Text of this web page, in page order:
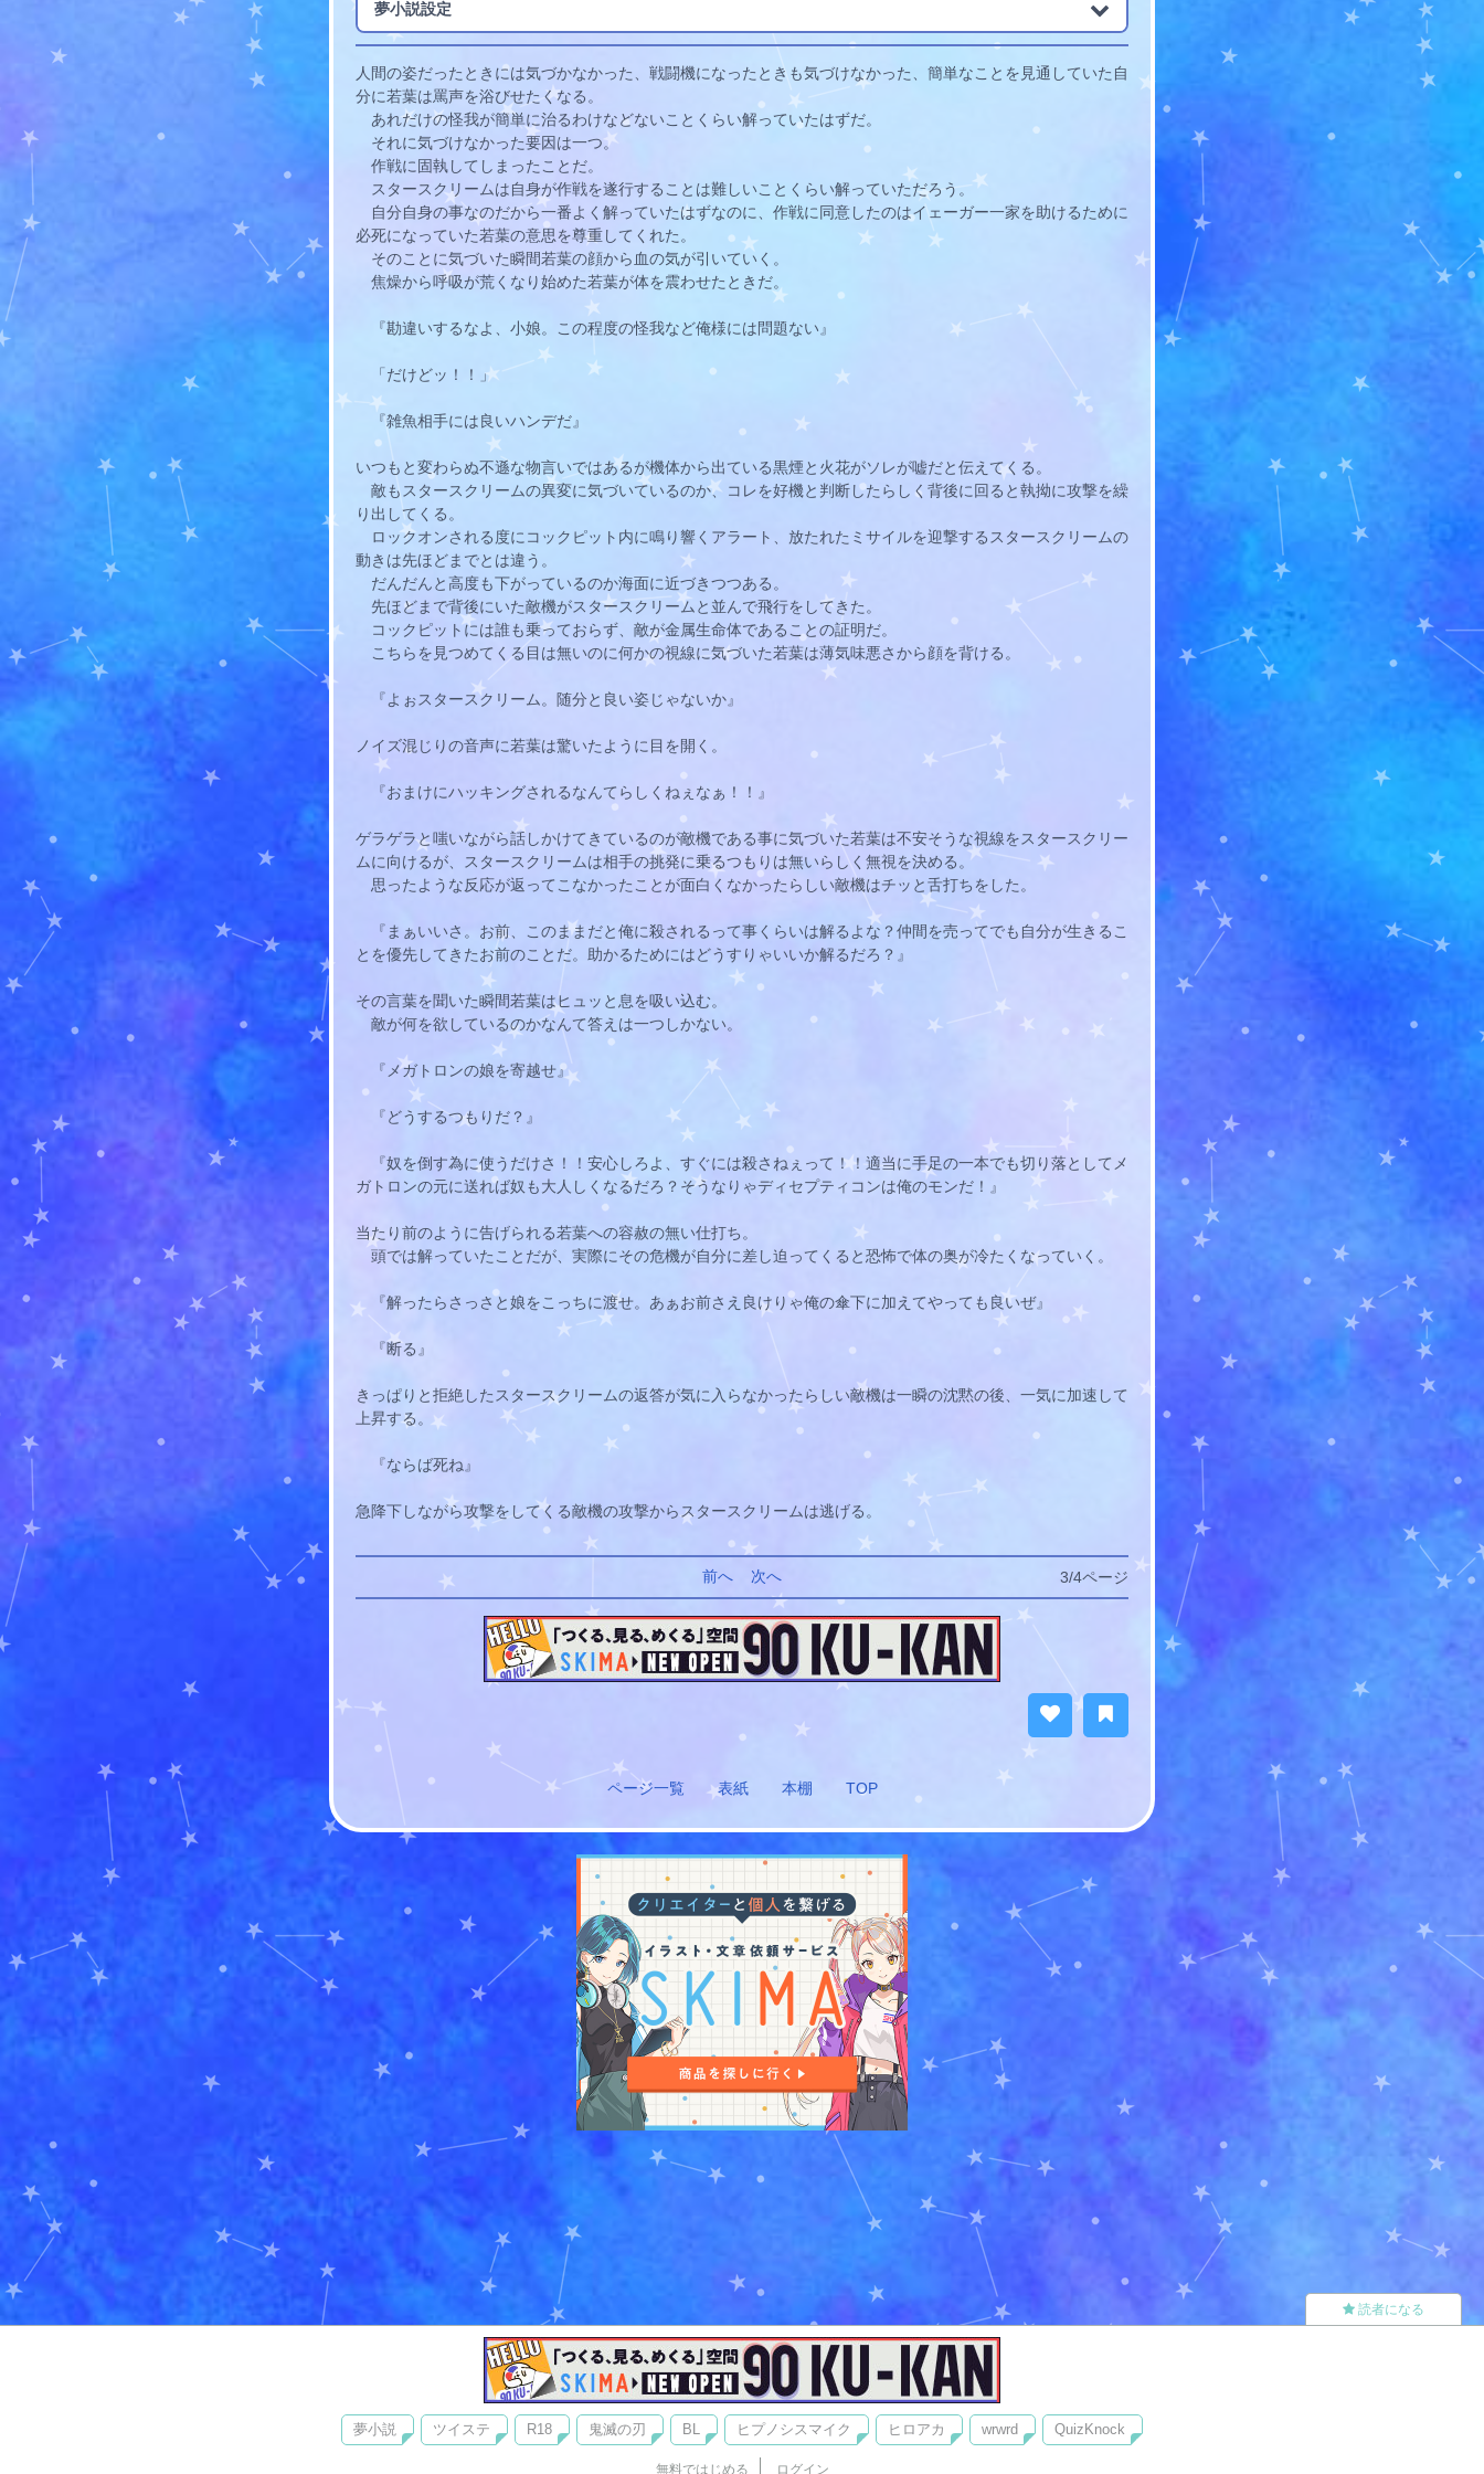
夢小説設定
人間の姿だったときには気づかなかった、戦闘機になったときも気づけなかった、簡単なことを見通していた自
分に若葉は罵声を浴びせたくなる。
あれだけの怪我が簡単に治るわけなどないことくらい解っていたはずだ。
それに気づけなかった要因は一つ。
作戦に固執してしまったことだ。
スタースクリームは自身が作戦を遂行することは難しいことくらい解っていただろう。
自分自身の事なのだから一番よく解っていたはずなのに、作戦に同意したのはイェーガー一家を助けるために
必死になっていた若葉の意思を尊重してくれた。
そのことに気づいた瞬間若葉の顔から血の気が引いていく。
焦燥から呼吸が荒くなり始めた若葉が体を震わせたときだ。
『勘違いするなよ、小娘。この程度の怪我など俺様には問題ない』
「だけどッ！！」
『雑魚相手には良いハンデだ』
いつもと変わらぬ不遜な物言いではあるが機体から出ている黒煙と火花がソレが嘘だと伝えてくる。
敵もスタースクリームの異変に気づいているのか、コレを好機と判断したらしく背後に回ると執拗に攻撃を繰
り出してくる。
ロックオンされる度にコックピット内に鳴り響くアラート、放たれたミサイルを迎撃するスタースクリームの
動きは先ほどまでとは違う。
だんだんと高度も下がっているのか海面に近づきつつある。
先ほどまで背後にいた敵機がスタースクリームと並んで飛行をしてきた。
コックピットには誰も乗っておらず、敵が金属生命体であることの証明だ。
こちらを見つめてくる目は無いのに何かの視線に気づいた若葉は薄気味悪さから顔を背ける。
『よぉスタースクリーム。随分と良い姿じゃないか』
ノイズ混じりの音声に若葉は驚いたように目を開く。
『おまけにハッキングされるなんてらしくねぇなぁ！！』
ゲラゲラと嗤いながら話しかけてきているのが敵機である事に気づいた若葉は不安そうな視線をスタースクリー
ムに向けるが、スタースクリームは相手の挑発に乗るつもりは無いらしく無視を決める。
思ったような反応が返ってこなかったことが面白くなかったらしい敵機はチッと舌打ちをした。
『まぁいいさ。お前、このままだと俺に殺されるって事くらいは解るよな？仲間を売ってでも自分が生きるこ
とを優先してきたお前のことだ。助かるためにはどうすりゃいいか解るだろ？』
その言葉を聞いた瞬間若葉はヒュッと息を吸い込む。
敵が何を欲しているのかなんて答えは一つしかない。
『メガトロンの娘を寄越せ』
『どうするつもりだ？』
『奴を倒す為に使うだけさ！！安心しろよ、すぐには殺さねぇって！！適当に手足の一本でも切り落としてメ
ガトロンの元に送れば奴も大人しくなるだろ？そうなりゃディセプティコンは俺のモンだ！』
当たり前のように告げられる若葉への容赦の無い仕打ち。
頭では解っていたことだが、実際にその危機が自分に差し迫ってくると恐怖で体の奥が冷たくなっていく。
『解ったらさっさと娘をこっちに渡せ。あぁお前さえ良けりゃ俺の傘下に加えてやっても良いぜ』
『断る』
きっぱりと拒絶したスタースクリームの返答が気に入らなかったらしい敵機は一瞬の沈黙の後、一気に加速して
上昇する。
『ならば死ね』
急降下しながら攻撃をしてくる敵機の攻撃からスタースクリームは逃げる。
3/4ページ
前へ 次へ
ページ一覧 表紙 本棚 TOP
夢小説 ツイステ R18 鬼滅の刃 BL ヒプノシスマイク ヒロアカ wrwrd QuizKnock
無料ではじめる ログイン
読者になる